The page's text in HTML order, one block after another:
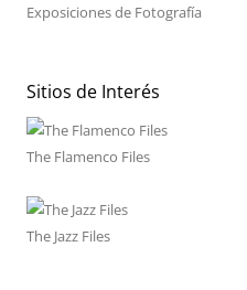
Exposiciones de Fotografía
Sitios de Interés
The Flamenco Files
The Jazz Files